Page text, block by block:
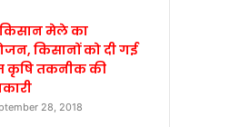
किसान मेले का
किसानों को दी गई
कृषि तकनीक की
28, 2018